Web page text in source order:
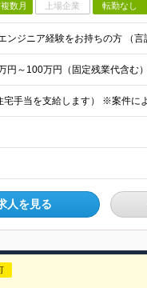
数月 上場企業 転勤なし
人を見る